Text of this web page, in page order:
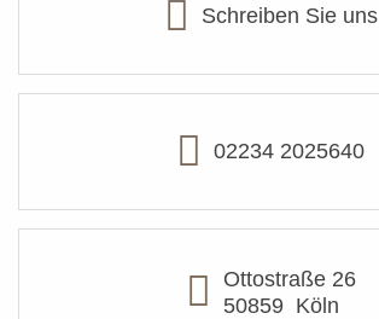
Schreiben Sie uns
02234 2025640
Ottostraße 26
50859 Köln